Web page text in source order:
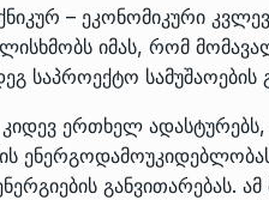
– ეკონომიკური
იმას, რომ
საპროექტო სამუშაოების
კიდევ ერთხელ
ენერგოდამოუკიდებლობას
განვითარებას.